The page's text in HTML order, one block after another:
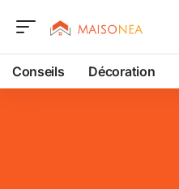
Conseils Décoration